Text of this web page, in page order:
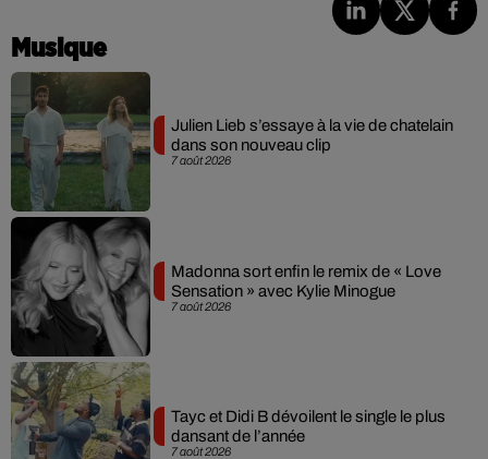
Musique
7 août 2026
Julien Lieb s’essaye à la vie de chatelain
dans son nouveau clip
7 août 2026
Madonna sort enfin le remix de « Love
Sensation » avec Kylie Minogue
7 août 2026
Tayc et Didi B dévoilent le single le plus
dansant de l’année